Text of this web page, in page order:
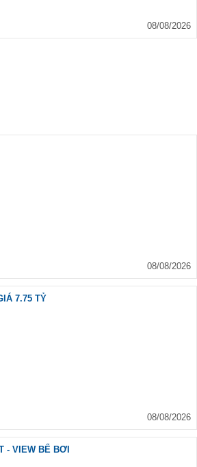
08/08/2026
08/08/2026
7.75 TỶ
08/08/2026
- VIEW BỂ BƠI